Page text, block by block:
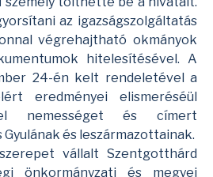
az igazságszolgáltatás
végrehajtható okmányok
hitelesítésével. A
24-én kelt rendeletével a
eredményei elismeréséül
nemességet és címert
és leszármazottainak.
vállalt Szentgotthárd
önkormányzati és megyei